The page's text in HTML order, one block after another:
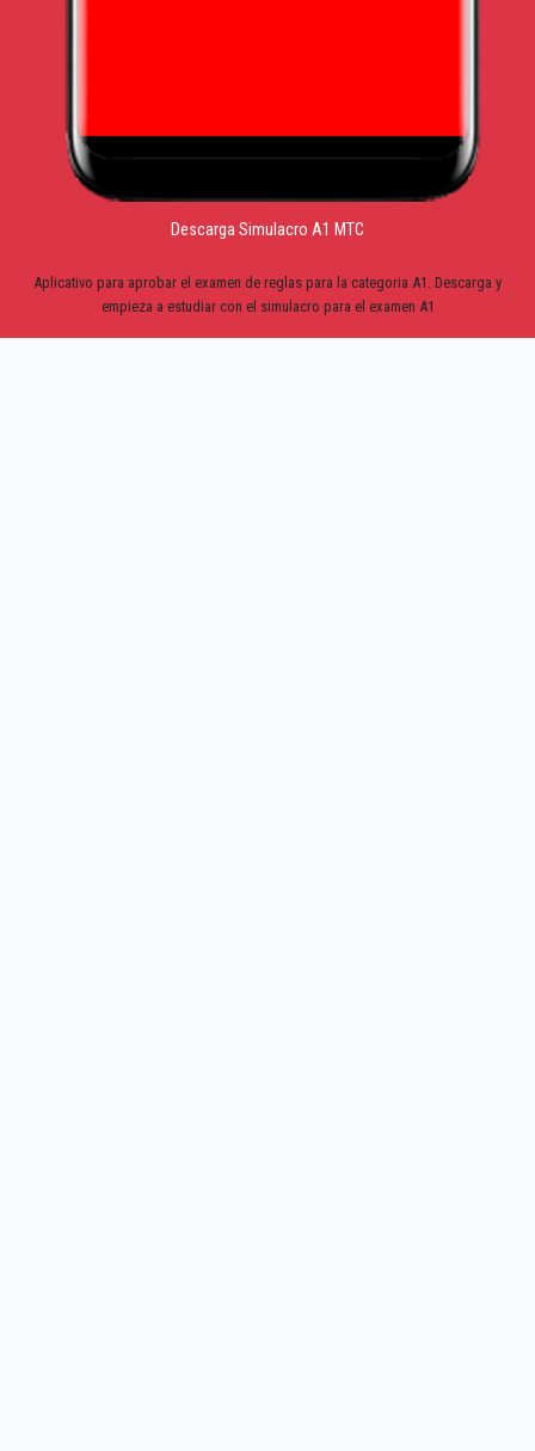
Descarga Simulacro A1 MTC
Aplicativo para aprobar el examen de reglas para la categoria A1. Descarga y
empieza a estudiar con el simulacro para el examen A1